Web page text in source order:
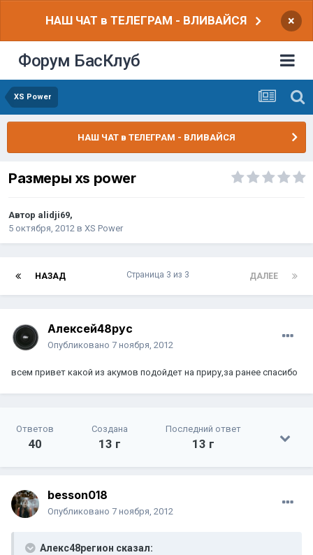
НАШ ЧАТ в ТЕЛЕГРАМ - ВЛИВАЙСЯ ×
Форум БасКлуб
XS Power
НАШ ЧАТ в ТЕЛЕГРАМ - ВЛИВАЙСЯ
Размеры xs power
Автор alidji69,
5 октября, 2012 в XS Power
НАЗАД ДАЛЕЕ
Страница 3 из 3
Алексей48рус
Опубликовано 7 ноября, 2012
всем привет какой из акумов подойдет на приру,за ранее спасибо
Ответов
40
Создана
13 г
Последний ответ
13 г
besson018
Опубликовано 7 ноября, 2012
Алекс48регион сказал: